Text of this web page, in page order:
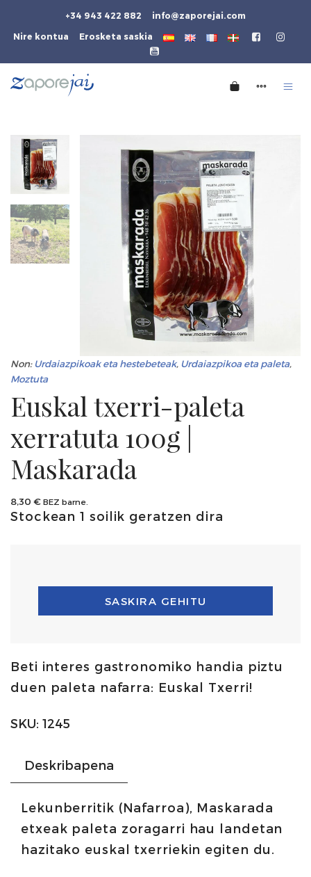
+34 943 422 882 info@zaporejai.com
Nire kontua Erosketa saskia
Non: Urdaiazpikoak eta hestebeteak, Urdaiazpikoa eta paleta,
Moztuta
Euskal txerri-paleta
xerratuta 100g |
Maskarada
8,30 € BEZ barne.
Stockean 1 soilik geratzen dira
SASKIRA GEHITU
Beti interes gastronomiko handia piztu
duen paleta nafarra: Euskal Txerri!
SKU: 1245
Deskribapena
Lekunberritik (Nafarroa), Maskarada
etxeak paleta zoragarri hau landetan
hazitako euskal txerriekin egiten du.